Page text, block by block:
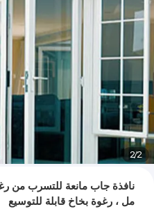
2
/
2
مل ، رغوة بخاخ قابلة للتوسيع